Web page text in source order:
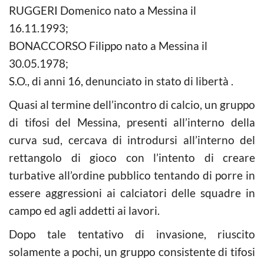
RUGGERI Domenico nato a Messina il
16.11.1993;
BONACCORSO Filippo nato a Messina il
30.05.1978;
S.O., di anni 16, denunciato in stato di libertà .
Quasi al termine dell’incontro di calcio, un gruppo
di tifosi del Messina, presenti all’interno della
curva sud, cercava di introdursi all’interno del
rettangolo di gioco con l’intento di creare
turbative all’ordine pubblico tentando di porre in
essere aggressioni ai calciatori delle squadre in
campo ed agli addetti ai lavori.
Dopo tale tentativo di invasione, riuscito
solamente a pochi, un gruppo consistente di tifosi